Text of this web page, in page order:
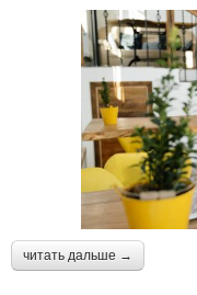
читать дальше →